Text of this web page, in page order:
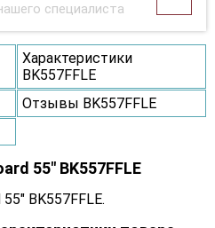
специалиста
Характеристики
BK557FFLE
Отзывы BK557FFLE
55" BK557FFLE
BK557FFLE.